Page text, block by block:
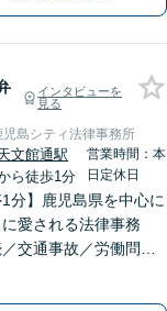
インタビューを
見る
島シティ法律事務所
文館通駅
ら徒歩1分
営業時間：本
日定休日
1分】鹿児島県を中心に
愛される法律事務
交通事故／労働問題